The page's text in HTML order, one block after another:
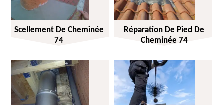
Scellement De Cheminée
74
Réparation De Pied De
Cheminée 74